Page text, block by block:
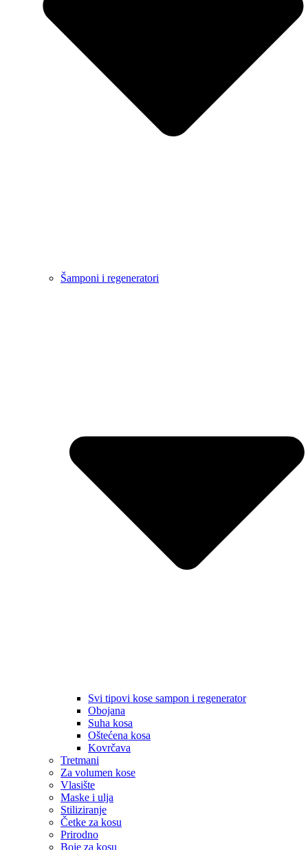
Šamponi i regeneratori
Svi tipovi kose sampon i regenerator
Obojana
Suha kosa
Oštećena kosa
Kovrčava
Tretmani
Za volumen kose
Vlasište
Maske i ulja
Stiliziranje
Četke za kosu
Prirodno
Boje za kosu